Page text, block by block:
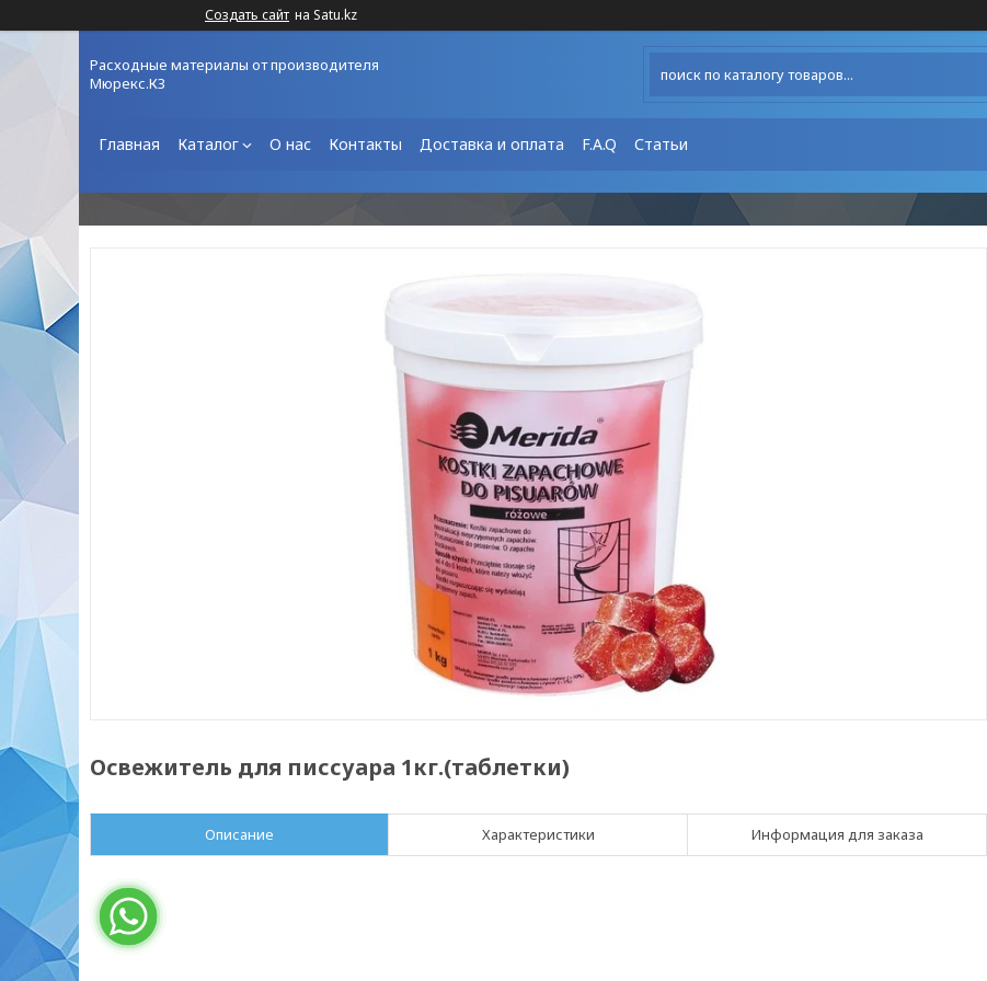
Создать сайт на Satu.kz
Расходные материалы от производителя
Мюрекс.КЗ
Главная Каталог О нас Контакты Доставка и оплата F.A.Q Статьи
Освежитель для писсуара 1кг.(таблетки)
Описание Характеристики Информация для заказа